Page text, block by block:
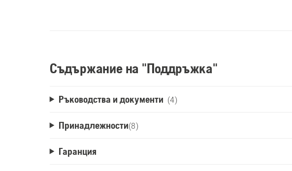
Съдържание на "Поддръжка"
Ръководства и документи (4)
Принадлежности(8)
Гаранция